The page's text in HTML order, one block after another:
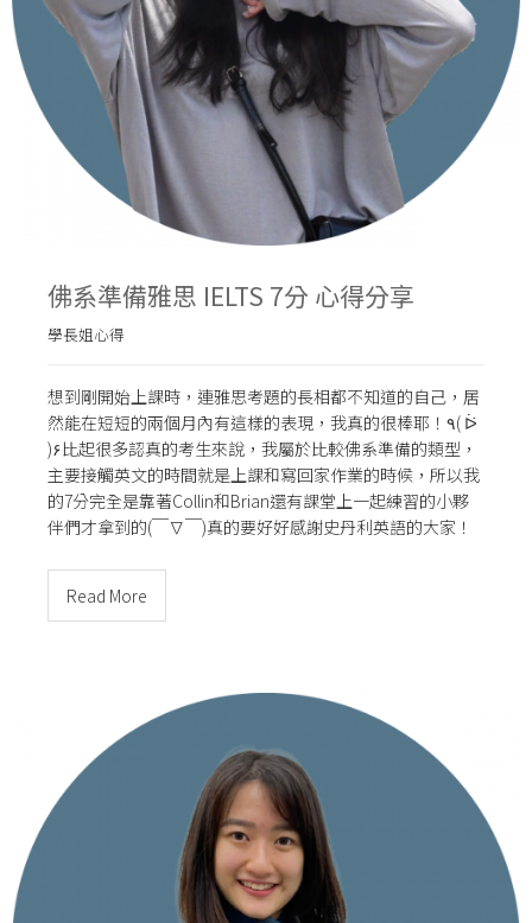
佛系準備雅思 IELTS 7分 心得分享
學長姐心得
想到剛開始上課時，連雅思考題的長相都不知道的自己，居
然能在短短的兩個月內有這樣的表現，我真的很棒耶！٩( ᐖ
)۶比起很多認真的考生來說，我屬於比較佛系準備的類型，
主要接觸英文的時間就是上課和寫回家作業的時候，所以我
的7分完全是靠著Collin和Brian還有課堂上一起練習的小夥
伴們才拿到的(￣∇￣)真的要好好感謝史丹利英語的大家！
Read More